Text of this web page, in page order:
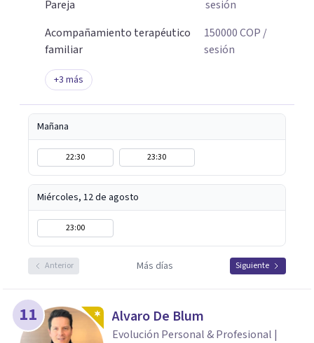
Pareja
sesión
Acompañamiento terapéutico
familiar
150000COP /
sesión
+3 más
Mañana
22:30 23:30
Miércoles, 12 de agosto
23:00
Anterior Más días Siguiente
11 Alvaro De Blum
Evolución Personal & Profesional |